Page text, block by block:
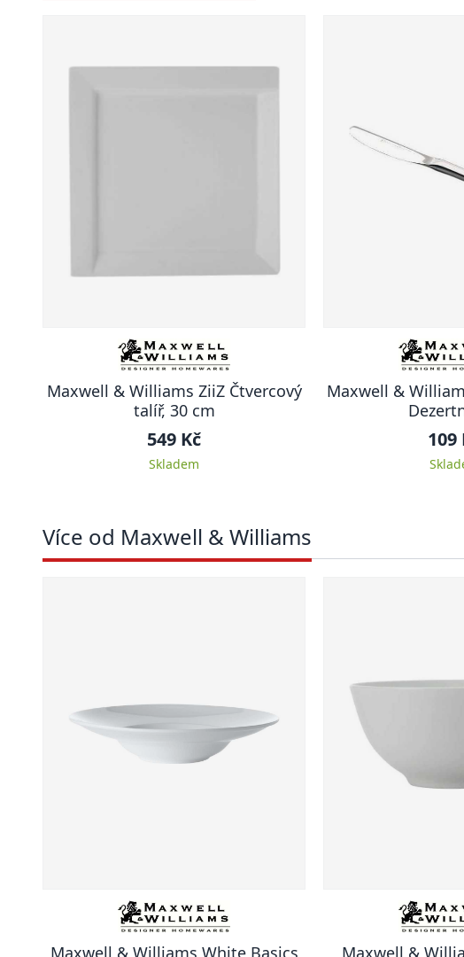
Maxwell & Williams ZiiZ Čtvercový
talíř, 30 cm
549 Kč
Skladem
Maxwell &
109
Více od Maxwell & Williams
Maxwell & Williams White Basics
Maxwell &